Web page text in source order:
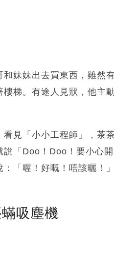
妹妹出去買東西，雖然
梯。有途人見狀，他主
見「小小工程師」，茶
「Doo！Doo！要小心
「喔！好嘅！唔該曬！
吸塵機